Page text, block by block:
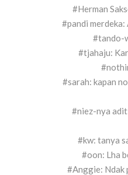
#Herman
#pandi merdeka:
#tando-
#tjahaju:
#sarah: kapan
#niez-nya
#kw: tanya
#oon: Lha
#Anggie: Ndak